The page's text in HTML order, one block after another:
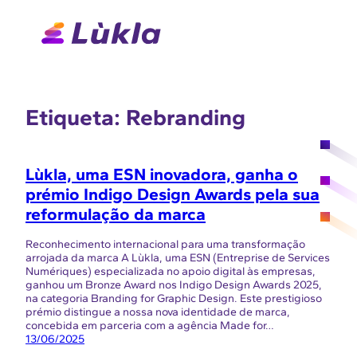
Etiqueta: Rebranding
Lùkla, uma ESN inovadora, ganha o
prémio Indigo Design Awards pela sua
reformulação da marca
Reconhecimento internacional para uma transformação
arrojada da marca A Lùkla, uma ESN (Entreprise de Services
Numériques) especializada no apoio digital às empresas,
ganhou um Bronze Award nos Indigo Design Awards 2025,
na categoria Branding for Graphic Design. Este prestigioso
prémio distingue a nossa nova identidade de marca,
concebida em parceria com a agência Made for…
13/06/2025